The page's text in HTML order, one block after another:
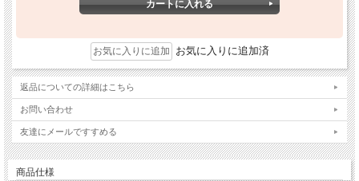
お気に入りに追加済
返品についての詳細はこちら
お問い合わせ
友達にメールですすめる
商品仕様